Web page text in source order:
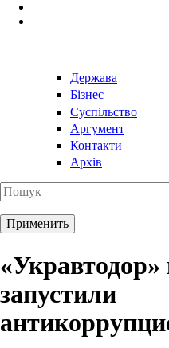
Держава
Бізнес
Суспільство
Аргумент
Контакти
Архів
запустили